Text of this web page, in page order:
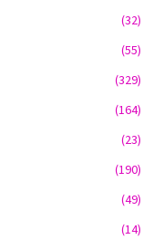
(32)
(55)
(329)
(164)
(23)
(190)
(49)
(14)